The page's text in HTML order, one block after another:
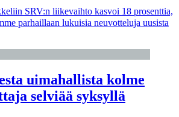
SRV:n liikevaihto kasvoi 18 prosenttia,
parhaillaan lukuisia neuvotteluja uusista
uimahallista kolme
selviää syksyllä